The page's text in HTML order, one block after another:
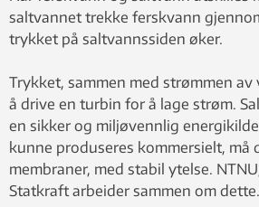
saltvannet trekke ferskvann
trykket på saltvannssiden øker.
Trykket, sammen med strømmen av
å drive en turbin for å lage strøm.
en sikker og miljøvennlig
kunne produseres kommersielt, må
membraner, med stabil ytelse.
Statkraft arbeider sammen om dette.